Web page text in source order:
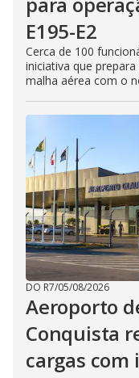
E195-E2
Cerca de 100
iniciativa que
malha aérea com o
DO R7/05/08/2026
Aeroporto
Conquista
cargas com